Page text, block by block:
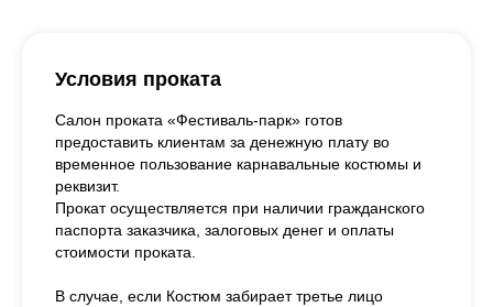
Условия проката
Салон проката «Фестиваль-парк» готов
предоставить клиентам за денежную плату во
временное пользование карнавальные костюмы и
реквизит.
Прокат осуществляется при наличии гражданского
паспорта заказчика, залоговых денег и оплаты
стоимости проката.
В случае, если Костюм забирает третье лицо